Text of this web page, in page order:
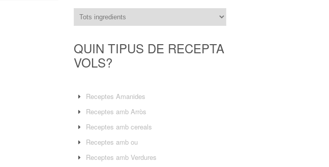
QUIN TIPUS DE RECEPTA
VOLS?
Receptes Amanides
Receptes amb Arròs
Receptes amb cereals
Receptes amb ou
Receptes amb Verdures